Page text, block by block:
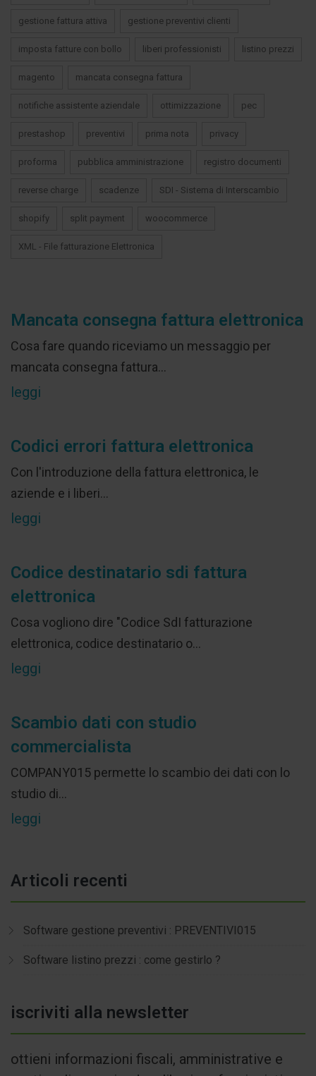
gestione fattura attiva gestione preventivi clienti
imposta fatture con bollo liberi professionisti listino prezzi
magento mancata consegna fattura
notifiche assistente aziendale ottimizzazione pec
prestashop preventivi prima nota privacy
proforma pubblica amministrazione registro documenti
reverse charge scadenze SDI - Sistema di Interscambio
shopify split payment woocommerce
XML - File fatturazione Elettronica
Mancata consegna fattura elettronica
Cosa fare quando riceviamo un messaggio per
mancata consegna fattura...
leggi
Codici errori fattura elettronica
Con l'introduzione della fattura elettronica, le
aziende e i liberi...
leggi
Codice destinatario sdi fattura
elettronica
Cosa vogliono dire "Codice SdI fatturazione
elettronica, codice destinatario o...
leggi
Scambio dati con studio
commercialista
COMPANY015 permette lo scambio dei dati con lo
studio di...
leggi
Articoli recenti
Software gestione preventivi : PREVENTIVI015
Software listino prezzi : come gestirlo ?
iscriviti alla newsletter
ottieni informazioni fiscali, amministrative e